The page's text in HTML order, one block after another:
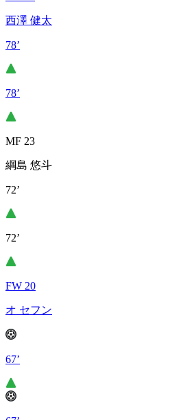
西澤 健太
78’
78’
MF 23
綱島 悠斗
72’
72’
FW 20
オ セフン
67’